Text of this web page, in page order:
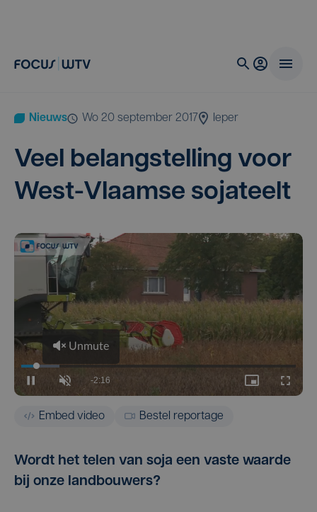
Nieuws wo 20 september 2017 Ieper
Veel belang­stel­ling voor
West-Vlaam­se sojateelt
Embed video Bestel reportage
Wordt het telen van soja een vaste waarde
bij onze landbouwers?